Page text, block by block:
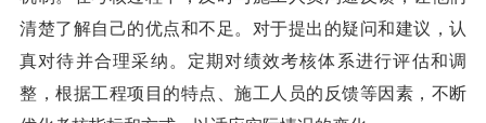
不达标则可采取告、调岗甚至辞退等措施。绩效考核结果
还可作为施工人员晋升、调薪的重要依据，确保激励机制
公平公正且有效。